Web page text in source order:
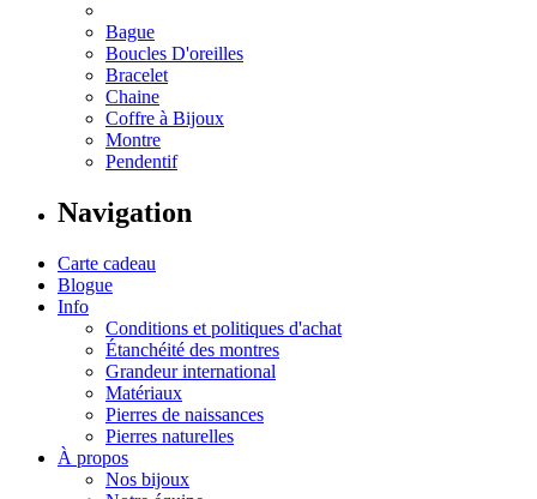
Bague
Boucles D'oreilles
Bracelet
Chaine
Coffre à Bijoux
Montre
Pendentif
Navigation
Carte cadeau
Blogue
Info
Conditions et politiques d'achat
Étanchéité des montres
Grandeur international
Matériaux
Pierres de naissances
Pierres naturelles
À propos
Nos bijoux